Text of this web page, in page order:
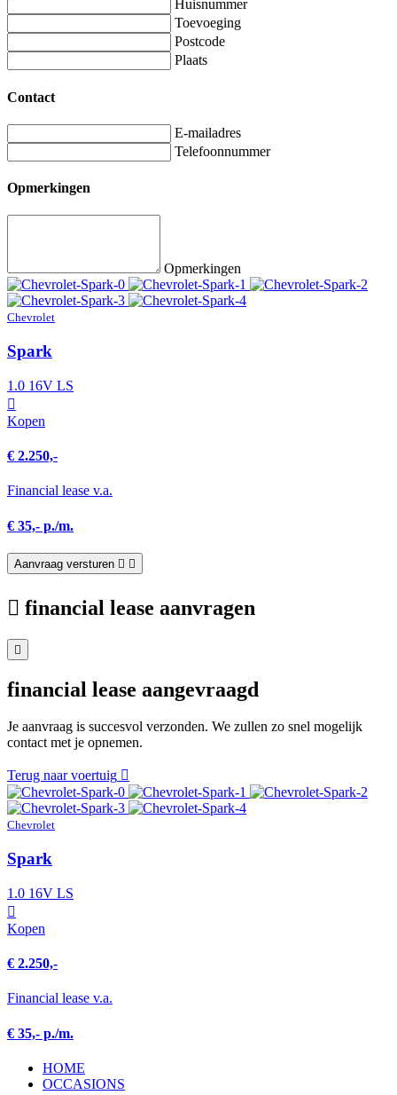
Huisnummer
Toevoeging
Postcode
Plaats
Contact
E-mailadres
Telefoonnummer
Opmerkingen
Opmerkingen
Chevrolet
Spark
1.0 16V LS
Kopen
€ 2.250,-
Financial lease v.a.
€ 35,- p./m.
Aanvraag versturen
financial lease aanvragen
financial lease aangevraagd
Je aanvraag is succesvol verzonden. We zullen zo snel mogelijk
contact met je opnemen.
Terug naar voertuig
Chevrolet
Spark
1.0 16V LS
Kopen
€ 2.250,-
Financial lease v.a.
€ 35,- p./m.
HOME
OCCASIONS